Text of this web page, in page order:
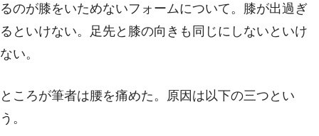
るのが膝をいためないフォームについて。膝が出過ぎ
るといけない。足先と膝の向きも同じにしないといけ
ない。
ところが筆者は腰を痛めた。原因は以下の三つとい
う。